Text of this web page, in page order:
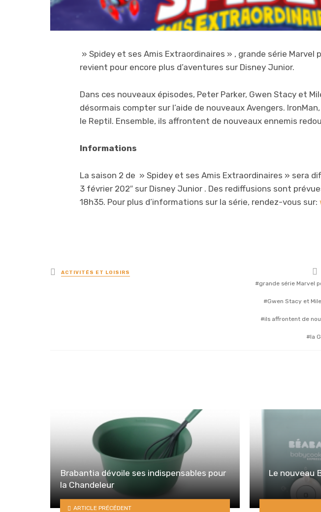
» Spidey et ses Amis Extraordinaires » , grande série Marvel
revient pour encore plus d’aventures sur Disney Junior.
Dans ces nouveaux épisodes, Peter Parker, Gwen Stacy et
désormais compter sur l’aide de nouveaux Avengers.
le Reptil. Ensemble, ils affrontent de nouveaux ennemis
Informations
La saison 2 de » Spidey et ses Amis Extraordinaires » sera
3 février 202″ sur Disney Junior . Des rediffusions sont
18h35. Pour plus d’informations sur la série, rendez-vous sur:
Posted
in
ACTIVITÉS ET LOISIRS
grande série Marvel
Gwen Stacy et
ils affrontent de
la
Brabantia dévoile ses indispensables pour
la Chandeleur
ARTICLE PRÉCÉDENT
Le nouveau